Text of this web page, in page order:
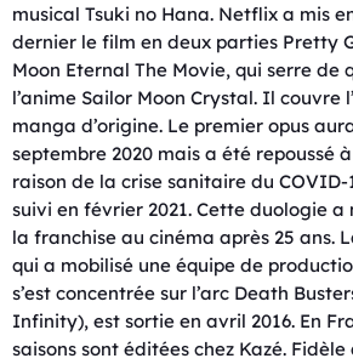
musical Tsuki no Hana. Netflix a mis
dernier le film en deux parties Pretty
Moon Eternal The Movie, qui serre de
l’anime Sailor Moon Crystal. Il couvre
manga d’origine. Le premier opus
septembre 2020 mais a été repoussé
raison de la crise sanitaire du COVID-
suivi en février 2021. Cette duologie
la franchise au cinéma après 25 ans.
qui a mobilisé une équipe de
s’est concentrée sur l’arc Death
Infinity), est sortie en avril 2016. En
saisons sont éditées chez Kazé.